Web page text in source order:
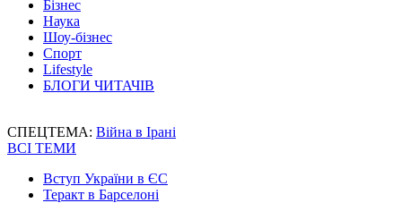
Бізнес
Наука
Шоу-бізнес
Спорт
Lifestyle
БЛОГИ ЧИТАЧІВ
СПЕЦТЕМА: Війна в Ірані
ВСІ ТЕМИ
Вступ України в ЄС
Теракт в Барселоні